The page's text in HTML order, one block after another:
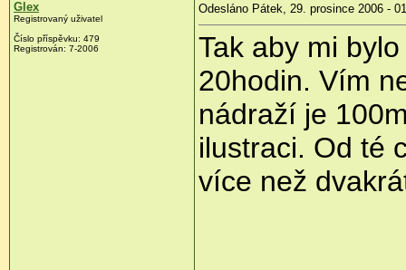
Glex
Registrovaný uživatel
Číslo příspěvku: 479
Registrován: 7-2006
Odesláno Pátek, 29. prosince 2006 -
Tak aby mi
20hodin. Vím
nádraží je
ilustraci. Od té
více než